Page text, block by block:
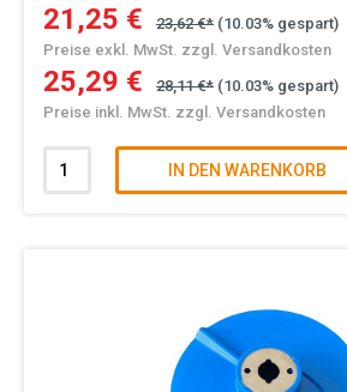
21,25 € 23,62 €* (10.03% gespart)
Preise exkl. MwSt. zzgl. Versandkosten
25,29 € 28,11 €* (10.03% gespart)
Preise inkl. MwSt. zzgl. Versandkosten
IN DEN WARENKORB